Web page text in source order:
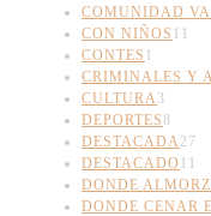
COMUNIDAD
CON NIÑOS 11
CONTES 1
CRIMINALES Y
CULTURA3
DEPORTES8
DESTACADA27
DESTACADO 11
DONDE
DONDE CENAR